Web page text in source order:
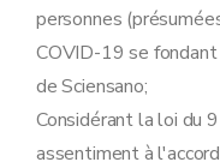
personnes
COVID-19 se fondant
de Sciensano;
Considérant la loi du
assentiment à